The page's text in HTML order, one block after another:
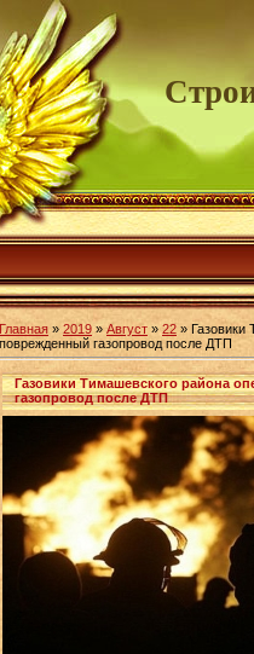
Главная » 2019 » Август » 22 » Газовики
поврежденный газопровод после ДТП
Газовики Тимашевского района
газопровод после ДТП